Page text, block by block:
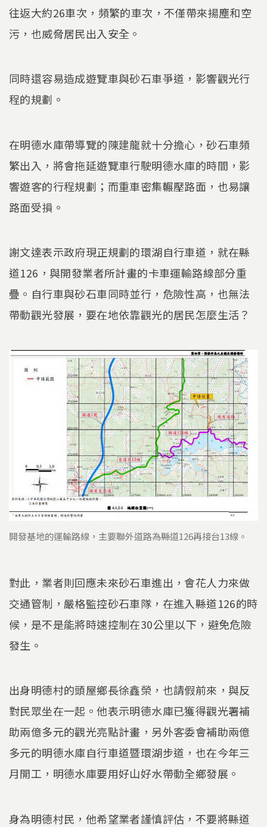
往返大約26車次，頻繁的車次，不僅帶來揚塵和空
污，也威脅居民出入安全。
同時還容易造成遊覽車與砂石車爭道，影響觀光行
程的規劃。
在明德水庫帶導覽的陳建龍就十分擔心，砂石車頻
繁出入，將會拖延遊覽車行駛明德水庫的時間，影
響遊客的行程規劃；而重車密集輾壓路面，也易讓
路面受損。
謝文達表示政府現正規劃的環湖自行車道，就在縣
道126，與開發業者所計畫的卡車運輸路線部分重
疊。自行車與砂石車同時並行，危險性高，也無法
帶動觀光發展，要在地依靠觀光的居民怎麼生活？
開發基地的運輸路線，主要聯外道路為縣道126再接台13線。
對此，業者則回應未來砂石車進出，會花人力來做
交通管制，嚴格監控砂石車隊，在進入縣道126的時
候，是不是能將時速控制在30公里以下，避免危險
發生。
出身明德村的頭屋鄉長徐鑫榮，也請假前來，與反
對民眾坐在一起。他表示明德水庫已獲得觀光署補
助兩億多元的觀光亮點計畫，另外客委會補助兩億
多元的明德水庫自行車道暨環湖步道，也在今年三
月開工，明德水庫要用好山好水帶動全鄉發展。
身為明德村民，他希望業者謹慎評估，不要將縣道